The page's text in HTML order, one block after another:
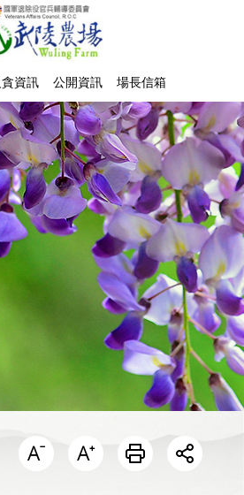
資訊 公開資訊 場長信箱
開啟